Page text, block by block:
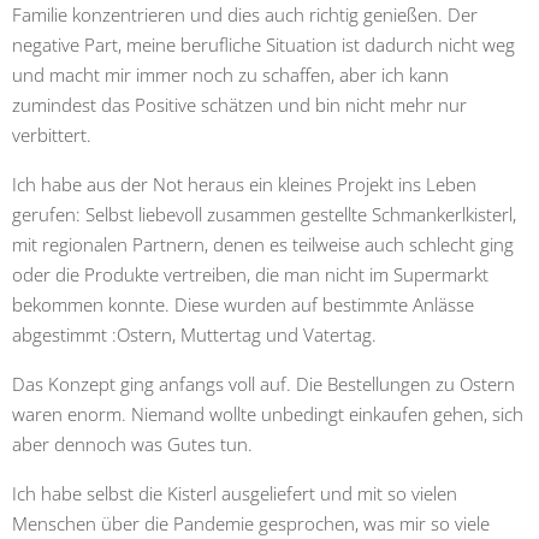
Familie konzentrieren und dies auch richtig genießen. Der
negative Part, meine berufliche Situation ist dadurch nicht weg
und macht mir immer noch zu schaffen, aber ich kann
zumindest das Positive schätzen und bin nicht mehr nur
verbittert.
Ich habe aus der Not heraus ein kleines Projekt ins Leben
gerufen: Selbst liebevoll zusammen gestellte Schmankerlkisterl,
mit regionalen Partnern, denen es teilweise auch schlecht ging
oder die Produkte vertreiben, die man nicht im Supermarkt
bekommen konnte. Diese wurden auf bestimmte Anlässe
abgestimmt :Ostern, Muttertag und Vatertag.
Das Konzept ging anfangs voll auf. Die Bestellungen zu Ostern
waren enorm. Niemand wollte unbedingt einkaufen gehen, sich
aber dennoch was Gutes tun.
Ich habe selbst die Kisterl ausgeliefert und mit so vielen
Menschen über die Pandemie gesprochen, was mir so viele